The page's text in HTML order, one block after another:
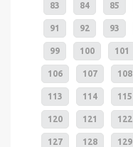
83 84 85
91 92 93
99 100 101
106 107 108
113 114 115
120 121 122
127 128 129